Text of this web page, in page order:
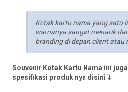
Kotak kartu nama yang satu
warnanya sangat menarik
branding di depan client atau
Souvenir Kotak Kartu Nama ini
spesifikasi produk nya disini ⤵